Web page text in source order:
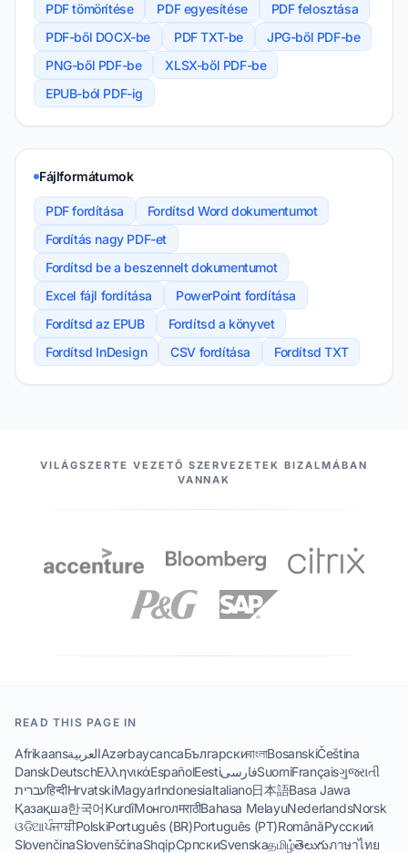
PDF tömörítése PDF egyesítése
PDF felosztása
PDF-ből DOCX-be
PDF TXT-be
JPG-ből PDF-be
PNG-ből PDF-be
XLSX-ből PDF-be
EPUB-ból PDF-ig
Fájlformátumok
PDF fordítása
Fordítsd Word dokumentumot
Fordítás nagy PDF-et
Fordítsd be a beszennelt dokumentumot
Excel fájl fordítása
PowerPoint fordítása
Fordítsd az EPUB
Fordítsd a könyvet
Fordítsd InDesign
CSV fordítása Fordítsd TXT
PARTNEREINK
VILÁGSZERTE VEZETŐ SZERVEZETEK BIZALMÁBAN
VANNAK
READ THIS PAGE IN
AfrikaansالعربيةAzərbaycancaБългарскиবাংলাBosanskiČeština
DanskDeutschΕλληνικάEspañolEestiفارسیSuomiFrançaisગુજરાતી
עבריתहिन्दीHrvatskiMagyarIndonesiaItaliano日本語Basa Jawa
Қазақша한국어KurdîМонголमराठीBahasa MelayuNederlandsNorsk
ଓଡିଆਪੰਜਾਬੀPolskiPortuguês (BR)Português (PT)RomânăРусский
SlovenčinaSlovenščinaShqipСрпскиSvenskaதமிழ்తెలుగుภาษาไทย